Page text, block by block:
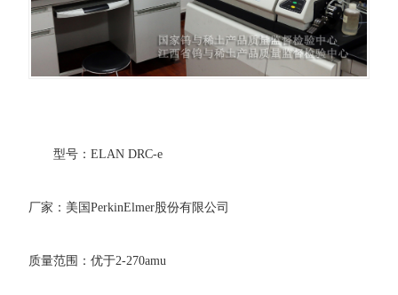
型号：ELAN DRC-e
厂家：美国PerkinElmer股份有限公司
质量范围：优于2-270amu